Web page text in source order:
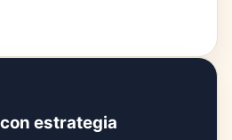
estrategia